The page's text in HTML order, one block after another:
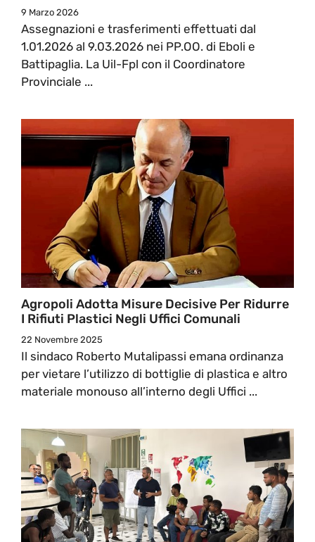
9 Marzo 2026
Assegnazioni e trasferimenti effettuati dal
1.01.2026 al 9.03.2026 nei PP.OO. di Eboli e
Battipaglia. La Uil-Fpl con il Coordinatore
Provinciale ...
Agropoli Adotta Misure Decisive Per Ridurre
I Rifiuti Plastici Negli Uffici Comunali
22 Novembre 2025
Il sindaco Roberto Mutalipassi emana ordinanza
per vietare l’utilizzo di bottiglie di plastica e altro
materiale monouso all’interno degli Uffici ...